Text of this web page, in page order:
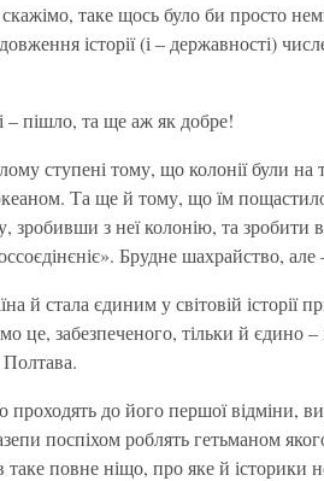
скажімо, таке щось було би просто
історії (і – державності)
– пішло, та ще аж як добре!
ступені тому, що колонії були
Та ще й тому, що їм
зробивши з неї колонію, та
Брудне шахрайство,
й стала єдиним у світовій історії
це, забезпеченого, тільки й
проходять до його першої відміни,
поспіхом роблять гетьманом
таке повне ніщо, про яке й історики